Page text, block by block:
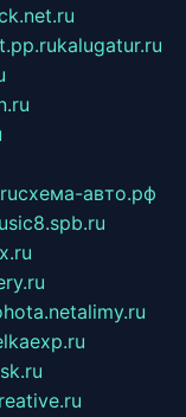
kalugatur.ru
схема-авто.рф
alimy.ru